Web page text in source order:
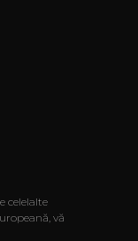
celelalte
vă